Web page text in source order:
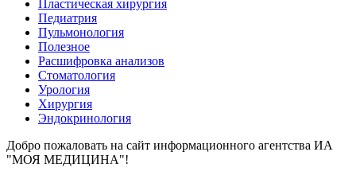
Пластическая хирургия
Педиатрия
Пульмонология
Полезное
Расшифровка анализов
Стоматология
Урология
Хирургия
Эндокринология
Добро пожаловать на сайт информационного агентства ИА
"МОЯ МЕДИЦИНА"!